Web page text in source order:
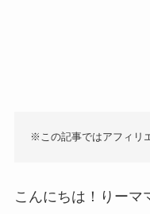
※この記事ではアフィリ
こんにちは！りーマ